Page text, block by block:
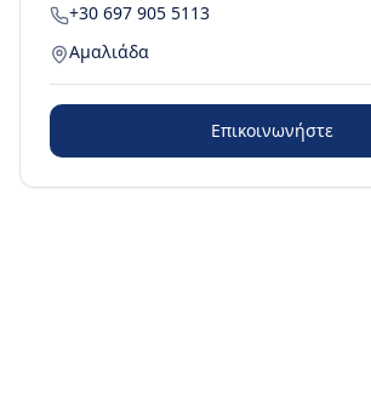
+30 697 905 5113
Αμαλιάδα
Επικοινωνήστε